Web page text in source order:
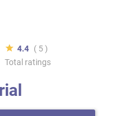
4.4 ( 5 )
Total ratings